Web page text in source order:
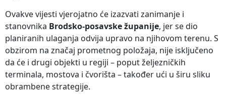
Ovakve vijesti vjerojatno će izazvati zanimanje i
stanovnika Brodsko-posavske županije, jer se dio
planiranih ulaganja odvija upravo na njihovom terenu. S
obzirom na značaj prometnog položaja, nije isključeno
da će i drugi objekti u regiji – poput željezničkih
terminala, mostova i čvorišta – također ući u širu sliku
obrambene strategije.